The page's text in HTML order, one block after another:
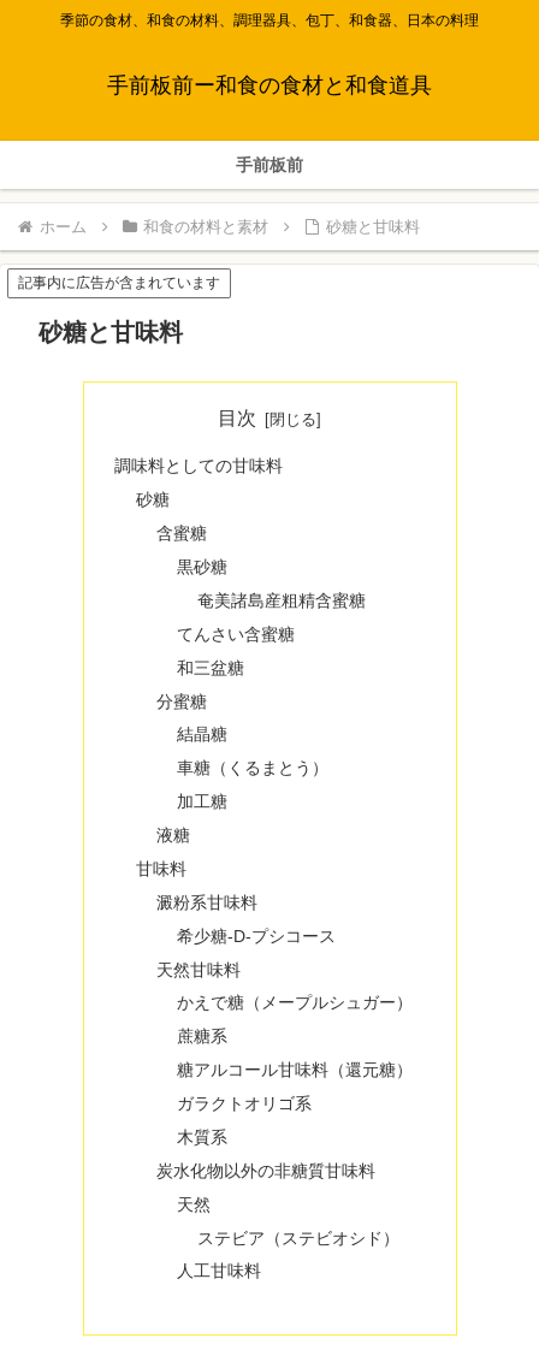
季節の食材、和食の材料、調理器具、包丁、和食器、日本の料理
手前板前ー和食の食材と和食道具
手前板前
ホーム 和食の材料と素材 砂糖と甘味料
記事内に広告が含まれています
砂糖と甘味料
目次
調味料としての甘味料
砂糖
含蜜糖
黒砂糖
奄美諸島産粗精含蜜糖
てんさい含蜜糖
和三盆糖
分蜜糖
結晶糖
車糖（くるまとう）
加工糖
液糖
甘味料
澱粉系甘味料
希少糖-D-プシコース
天然甘味料
かえで糖（メープルシュガー）
蔗糖系
糖アルコール甘味料（還元糖）
ガラクトオリゴ系
木質系
炭水化物以外の非糖質甘味料
天然
ステビア（ステビオシド）
人工甘味料